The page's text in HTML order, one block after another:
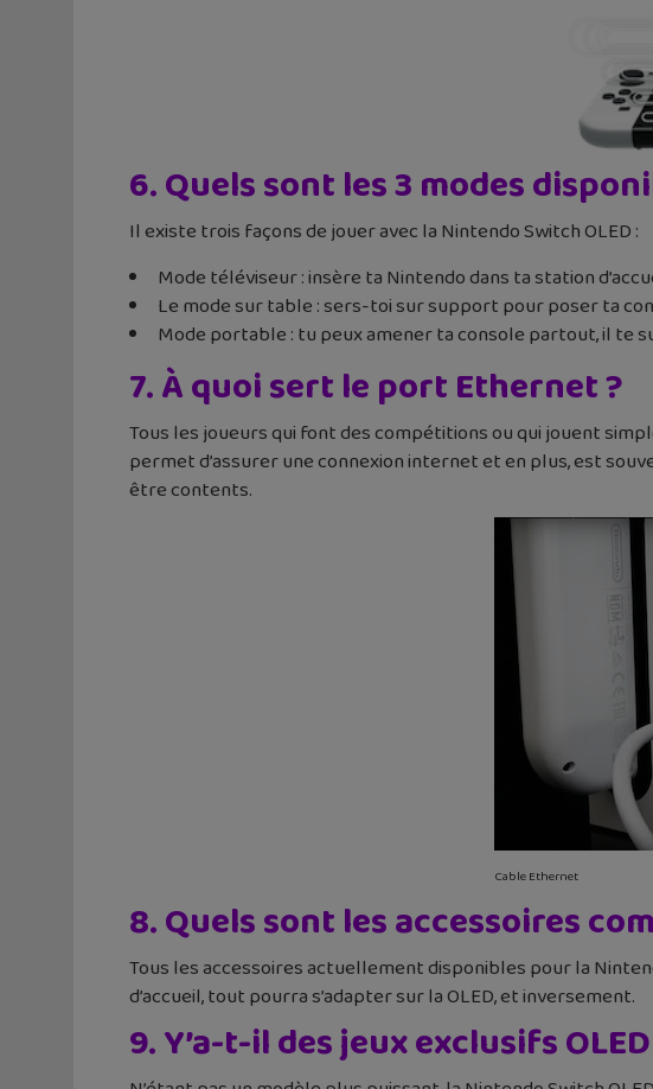
6. Quels sont les 3 modes
Il existe trois façons de jouer avec la Nintendo Switch OLED :
Mode téléviseur : insère ta Nintendo dans ta station
Le mode sur table : sers-toi sur support pour poser ta
Mode portable : tu peux amener ta console partout, il te
7. À quoi sert le port Ethernet ?
Tous les joueurs qui font des compétitions ou qui jouent
permet d’assurer une connexion internet et en plus, est
être contents.
Cable Ethernet
8. Quels sont les accessoires
Tous les accessoires actuellement disponibles pour la
d’accueil, tout pourra s’adapter sur la OLED, et inversement.
9. Y’a-t-il des jeux exclusifs